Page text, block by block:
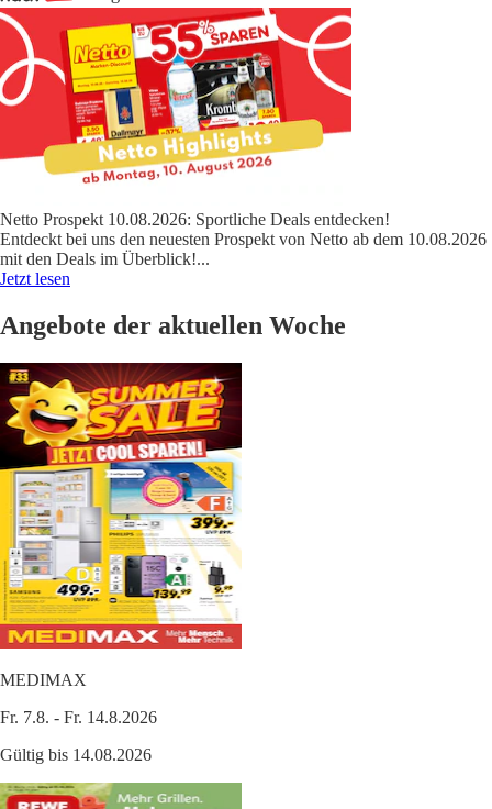
Netto Prospekt 10.08.2026: Sportliche Deals entdecken!
Entdeckt bei uns den neuesten Prospekt von Netto ab dem 10.08.2026
mit den Deals im Überblick!...
Jetzt lesen
Angebote der aktuellen Woche
MEDIMAX
Fr. 7.8. - Fr. 14.8.2026
Gültig bis 14.08.2026